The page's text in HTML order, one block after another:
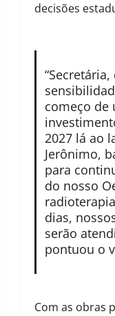
decisões
começo de
2027 lá ao
Jerônimo,
para
do nosso
dias,
serão
pontuou o
Com as obras